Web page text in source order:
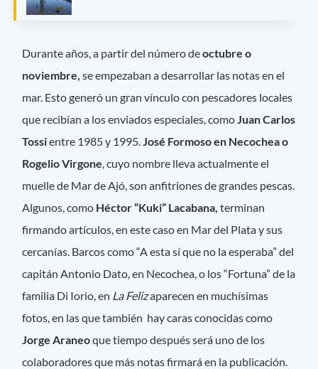
Durante años, a partir del número deoctubre o
noviembre,se empezaban a desarrollar las notas en el
mar. Esto generó un gran vínculo con pescadores locales
que recibían a los enviados especiales, como Juan Carlos
Tossientre 1985 y 1995. José Formoso en Necochea o
RogelioVirgone , cuyo nombre lleva actualmente el
muelle de Mar de Ajó, son anfitriones de grandes pescas.
Algunos, como Héctor “Kuki” Lacabana, terminan
firmando artículos, en este caso en Mar del Plata y sus
cercanías. Barcos como “A esta sí que no la esperaba” del
capitán Antonio Dato, en Necochea, o los “Fortuna” de la
familia Di Iorio, en La Felizaparecen en muchísimas
fotos, en las que también hay caras conocidas como
Jorge Araneoque tiempo después será uno de los
colaboradores que más notas firmará en la publicación.